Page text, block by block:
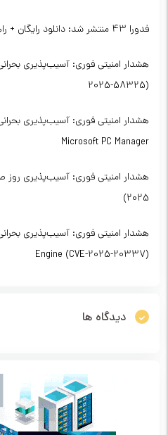
فدورا ۴۳ منتشر شد: دانلود رایگان + راهنمای نصب
2025-58325)
Microsoft PC Manager
هشدار امنیتی فوری: آسیب‌پذیری روز
2025)
Engine (CVE-2025-20337)
دیدگاه ها